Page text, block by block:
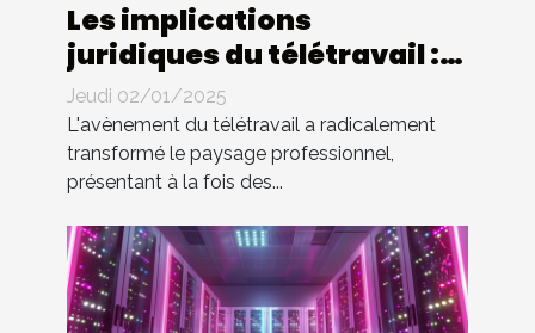
Les implications
juridiques du télétravail :
droits et devoirs des
employés
Jeudi 02/01/2025
L'avènement du télétravail a radicalement
transformé le paysage professionnel,
présentant à la fois des...